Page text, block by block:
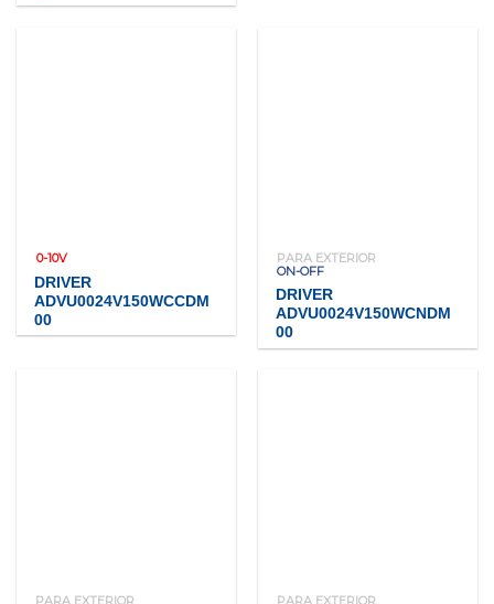
0-10V
DRIVER
ADVU0024V150WCCDM
00
PARA EXTERIOR
ON-OFF
DRIVER
ADVU0024V150WCNDM
00
PARA EXTERIOR
PARA EXTERIOR